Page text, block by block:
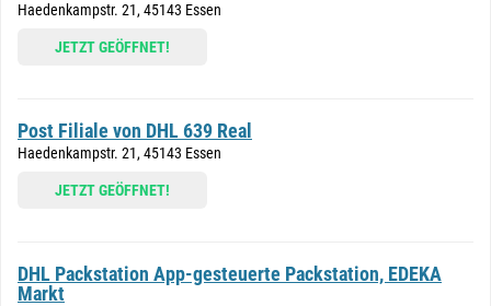
Haedenkampstr. 21, 45143 Essen
JETZT GEÖFFNET!
Post Filiale von DHL 639 Real
Haedenkampstr. 21, 45143 Essen
JETZT GEÖFFNET!
DHL Packstation App-gesteuerte Packstation, EDEKA
Markt